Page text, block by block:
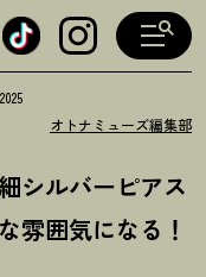
オトナミューズ編集部
シルバーピアス
雰囲気になる ！